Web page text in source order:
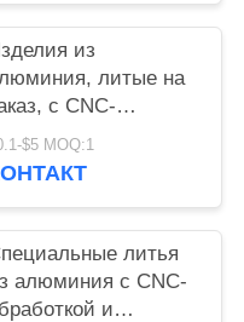
из
литые на
с CNC-
и
с высокой
$5 MOQ:1
литья
алюминия с CNC-
и